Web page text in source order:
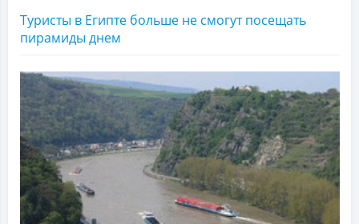
Туристы в Египте больше не смогут посещать
пирамиды днем